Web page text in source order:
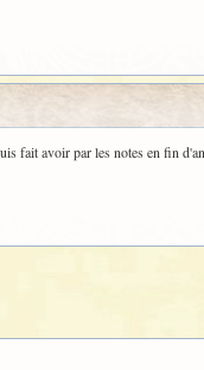
fait avoir par les notes en fin